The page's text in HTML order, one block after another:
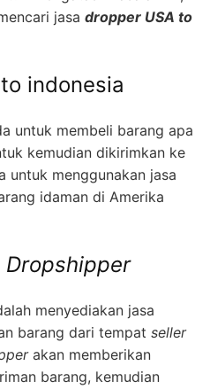
jasa dropper USA to
indonesia
untuk membeli barang apa
kemudian dikirimkan ke
untuk menggunakan jasa
idaman di Amerika
Dropshipper
menyediakan jasa
barang dari tempat seller
akan memberikan
barang, kemudian